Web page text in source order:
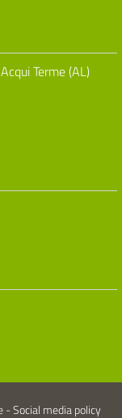
Terme (AL)
-Social media policy